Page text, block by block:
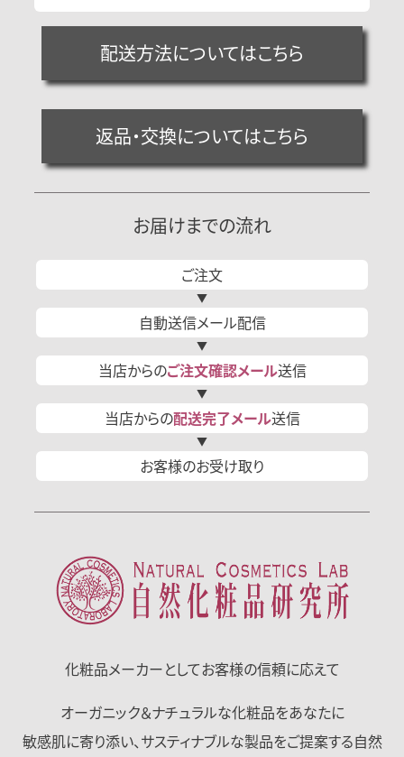
配送方法についてはこちら
返品・交換についてはこちら
お届けまでの流れ
ご注文
自動送信メール配信
当店からのご注文確認メール送信
当店からの配送完了メール送信
お客様のお受け取り
化粧品メーカーとしてお客様の信頼に応えて
オーガニック＆ナチュラルな化粧品をあなたに
敏感肌に寄り添い、サスティナブルな製品をご提案する自然